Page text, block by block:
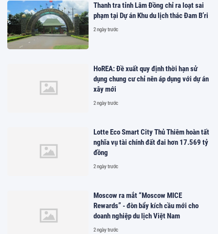
Thanh tra tỉnh Lâm Đồng chỉ ra loạt sai
phạm tại Dự án Khu du lịch thác Đam B’ri
2 ngày trước
HoREA: Đề xuất quy định thời hạn sử
dụng chung cư chỉ nên áp dụng với dự án
xây mới
2 ngày trước
Lotte Eco Smart City Thủ Thiêm hoàn tất
nghĩa vụ tài chính đất đai hơn 17.569 tỷ
đồng
2 ngày trước
Moscow ra mắt “Moscow MICE
Rewards” - đòn bẩy kích cầu mới cho
doanh nghiệp du lịch Việt Nam
2 ngày trước